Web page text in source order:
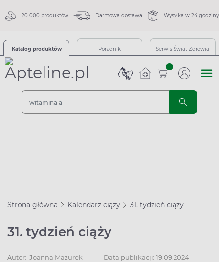
20 000 produktów Darmowa dostawa Wysyłka w 24 godziny
Katalog produktów Poradnik Serwis Świat Zdrowia
sztuk
Strona główna Kalendarz ciąży 31. tydzień ciąży
31. tydzień ciąży
Autor: Joanna Mazurek Data publikacji: 19.09.2024